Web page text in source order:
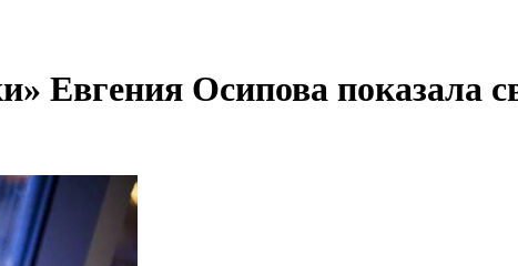
Евгения Осипова показала